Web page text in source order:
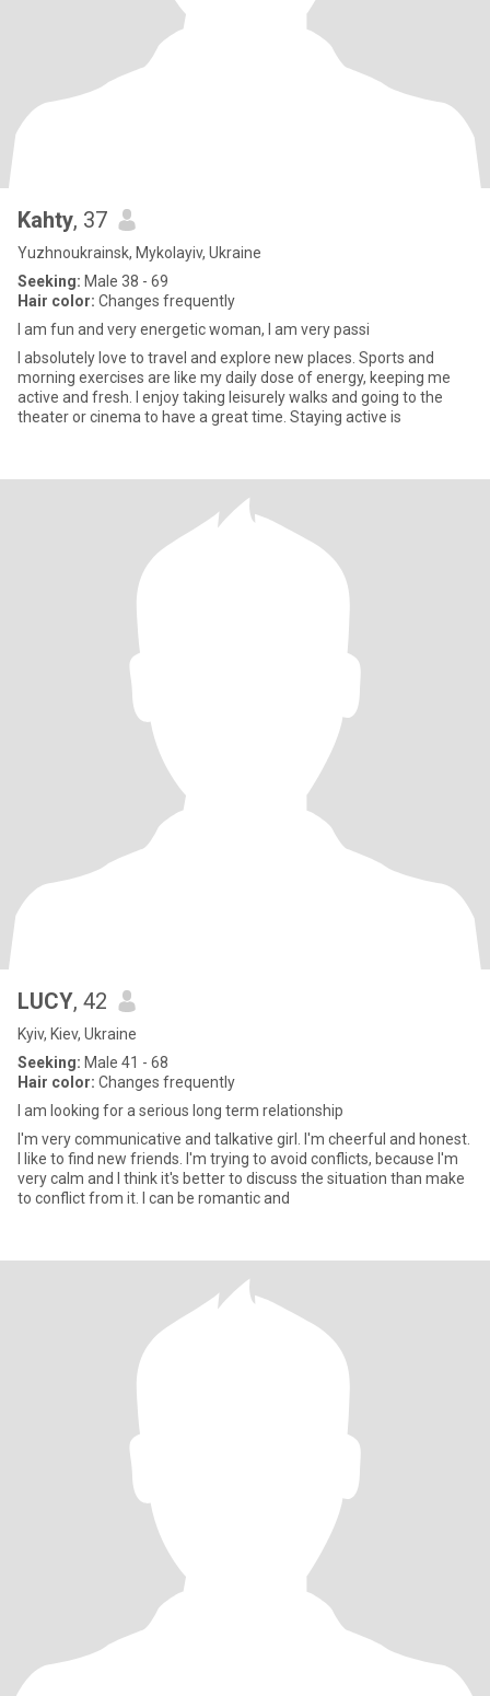
Kahty, 37
Yuzhnoukrainsk, Mykolayiv, Ukraine
Seeking: Male 38 - 69
Hair color: Changes frequently
I am fun and very energetic woman, I am very passi
I absolutely love to travel and explore new places. Sports and
morning exercises are like my daily dose of energy, keeping me
active and fresh. I enjoy taking leisurely walks and going to the
theater or cinema to have a great time. Staying active is
LUCY, 42
Kyiv, Kiev, Ukraine
Seeking: Male 41 - 68
Hair color: Changes frequently
I am looking for a serious long term relationship
I'm very communicative and talkative girl. I'm cheerful and honest.
I like to find new friends. I'm trying to avoid conflicts, because I'm
very calm and I think it's better to discuss the situation than make
to conflict from it. I can be romantic and